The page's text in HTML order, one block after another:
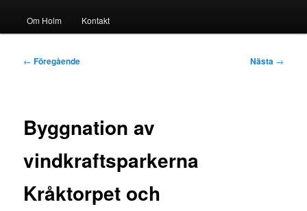
Om Holm Kontakt
Inläggsnavigering
← Föregående Nästa →
Byggnation av
vindkraftsparkerna
Kråktorpet och